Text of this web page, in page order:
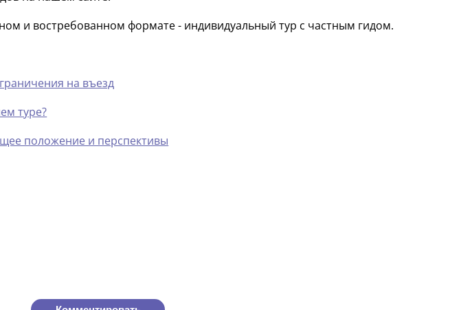
и востребованном формате - индивидуальный тур с частным гидом.
на въезд
туре?
положение и перспективы